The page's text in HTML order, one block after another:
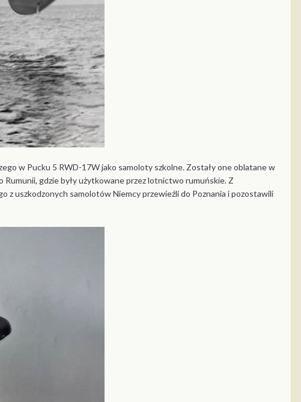
w Pucku 5 RWD-17W jako samoloty szkolne. Zostały one oblatane w
gdzie były użytkowane przez lotnictwo rumuńskie. Z
z uszkodzonych samolotów Niemcy przewieźli do Poznania i pozostawili